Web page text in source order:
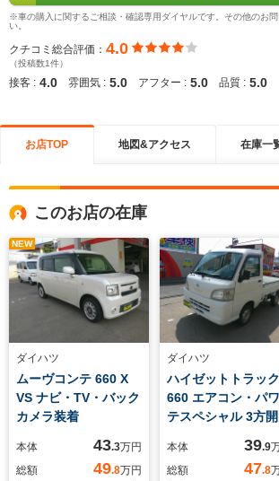
※車の購入に関するご相談・確認専用ダイヤルです。その他のお
い。
クチコミ総合評価： 4.0
（投稿数1件）
接客 : 4.0 雰囲気 : 5.0 アフター : 5.0 品質 : 5.0
お店TOP 地図&アクセス 在庫一
このお店の在庫
NEW
ダイハツ
ムーヴコンテ 660 X
VS ナビ・TV・バック
カメラ装着
本体 43.3万円
総額
49.8万円
ダイハツ
ハイゼットトラック
660 エアコン・パ
テスペシャル 3方開
ーステアリング・
10年8月
本体 39.9
総額
47.8